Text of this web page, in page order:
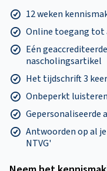
12 weken
Online toegang
Eén
nascholingsartikel
Het tijdschrift 3
Onbeperkt
Gepersonaliseerde
Antwoorden op al
NTVG'